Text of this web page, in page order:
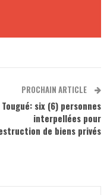
PROCHAIN ARTICLE
Tougué: six (6) personnes
interpellées pour
de biens privés